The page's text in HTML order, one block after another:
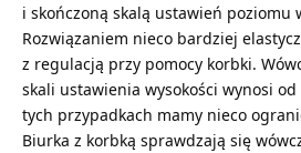
i skończoną skalą ustawień poziomu
Rozwiązaniem nieco bardziej
z regulacją przy pomocy korbki.
skali ustawienia wysokości wynosi
tych przypadkach mamy nieco
Biurka z korbką sprawdzają się